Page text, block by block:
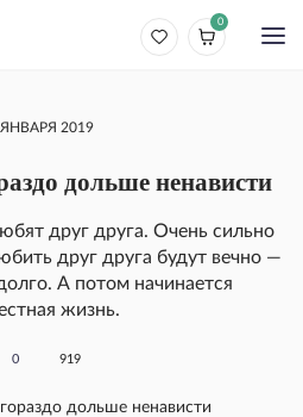
0
ЯНВАРЯ 2019
дольше ненависти
друг друга. Очень сильно
друг друга будут вечно —
А потом начинается
жизнь.
0 919